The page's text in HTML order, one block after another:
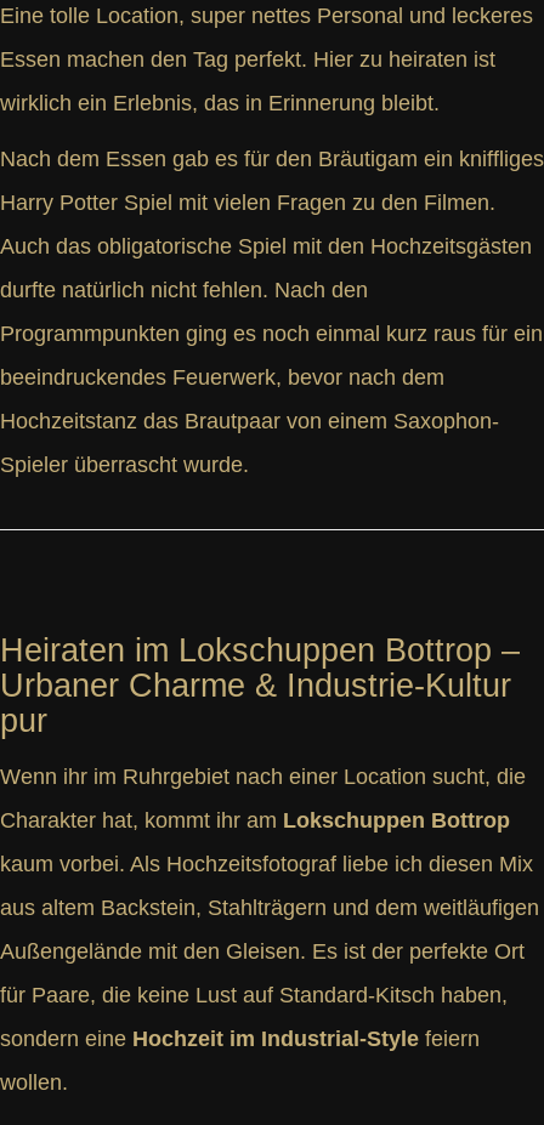
Eine tolle Location, super nettes Personal und leckeres
Essen machen den Tag perfekt. Hier zu heiraten ist
wirklich ein Erlebnis, das in Erinnerung bleibt.
Nach dem Essen gab es für den Bräutigam ein kniffliges
Harry Potter Spiel mit vielen Fragen zu den Filmen.
Auch das obligatorische Spiel mit den Hochzeitsgästen
durfte natürlich nicht fehlen. Nach den
Programmpunkten ging es noch einmal kurz raus für ein
beeindruckendes Feuerwerk, bevor nach dem
Hochzeitstanz das Brautpaar von einem Saxophon-
Spieler überrascht wurde.
Heiraten im Lokschuppen Bottrop –
Urbaner Charme & Industrie-Kultur
pur
Wenn ihr im Ruhrgebiet nach einer Location sucht, die
Charakter hat, kommt ihr am Lokschuppen Bottrop
kaum vorbei. Als Hochzeitsfotograf liebe ich diesen Mix
aus altem Backstein, Stahlträgern und dem weitläufigen
Außengelände mit den Gleisen. Es ist der perfekte Ort
für Paare, die keine Lust auf Standard-Kitsch haben,
sondern eine Hochzeit im Industrial-Style feiern
wollen.